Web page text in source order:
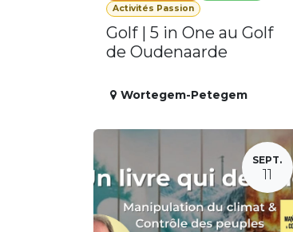
Activités Passion
Golf | 5 in One au Golf
de Oudenaarde
Wortegem-Petegem
SEPT.
11